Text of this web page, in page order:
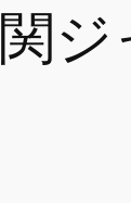
関ジ